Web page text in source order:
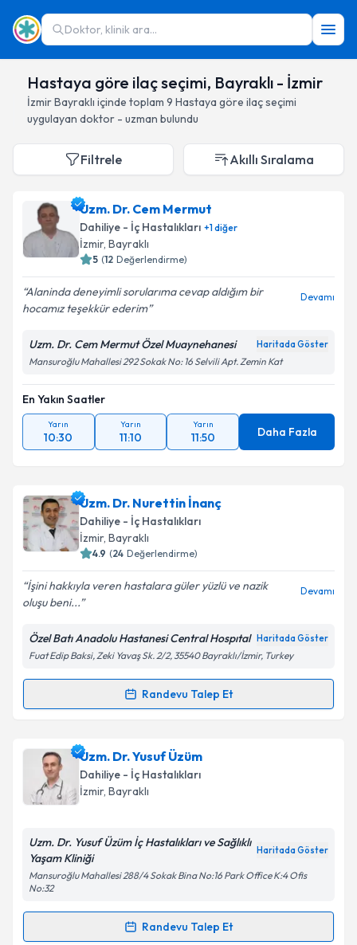
Doktor, klinik ara...
Hastaya göre ilaç seçimi, Bayraklı - İzmir
İzmirBayraklı içinde toplam 9 Hastaya göre ilaç seçimi
uygulayan doktor - uzman bulundu
Filtrele Akıllı Sıralama
Uzm. Dr. Cem Mermut
Dahiliye - İç Hastalıkları +1diğer
İzmir, Bayraklı
5 (12 Değerlendirme)
Alaninda deneyimli sorularıma cevap aldığım bir
hocamız teşekkür ederim
Devamı
Uzm. Dr. Cem Mermut Özel Muaynehanesi Haritada Göster
Mansuroğlu Mahallesi 292 Sokak No: 16 Selvili Apt. Zemin Kat
En Yakın Saatler
Yarın
10:30
Yarın
11:10
Yarın
11:50 Daha Fazla
Uzm. Dr. Nurettin İnanç
Dahiliye - İç Hastalıkları
İzmir, Bayraklı
4.9 (24 Değerlendirme)
İşini hakkıyla veren hastalara güler yüzlü ve nazik
oluşu beni...
Devamı
Özel Batı Anadolu Hastanesi Central Hospıtal Haritada Göster
Fuat Edip Baksi, Zeki Yavaş Sk. 2/2, 35540 Bayraklı/İzmir, Turkey
Randevu Talep Et
Randevu Takvimi Talebi
Uzm. Dr. Nurettin İnançiçin randevu takvimi talebi
oluşturun. Size bu uzmandan randevu almanız için bir
takvim hazırlandığında e-posta ile bilgilendireceğiz.
Metni'ni okudum ve kişisel verilerimin belirtilen
kapsamda işlenmesini kabul ediyorum.
Uzm. Dr. Yusuf Üzüm
Dahiliye - İç Hastalıkları
İzmir, Bayraklı
Uzm. Dr. Yusuf Üzüm İç Hastalıkları ve Sağlıklı
Yaşam Kliniği
Haritada Göster
Mansuroğlu Mahallesi 288/4 Sokak Bina No:16 Park Office K:4 Ofis
No:32
Randevu Talep Et
Randevu Takvimi Talebi